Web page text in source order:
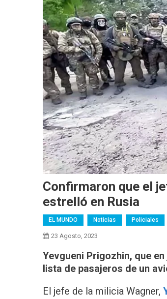
Confirmaron que el
estrelló en Rusia
EL MUNDO Noticias Policiales
23 Agosto, 2023
Yevgueni Prigozhin, que
lista de pasajeros de un
El jefe de la milicia Wagner,